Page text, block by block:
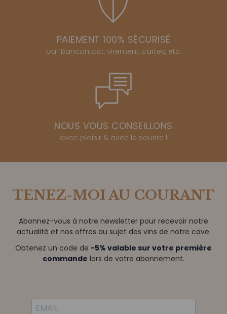
PAIEMENT 100% SÉCURISÉ
par Bancontact, virement, cartes, etc.
NOUS VOUS CONSEILLONS
avec plaisir & avec le sourire !
TENEZ-MOI AU COURANT
Abonnez-vous à notre newsletter pour recevoir notre
actualité et nos offres au sujet des vins de notre cave.
Obtenez un code de -5% valable sur votre première
commande lors de votre abonnement.